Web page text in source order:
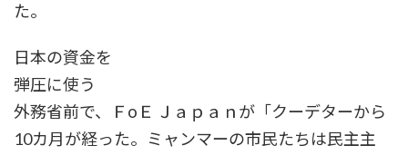
た。
日本の資金を
弾圧に使う
外務省前で、ＦоＥ Ｊａｐａｎが「クーデターから
10カ月が経った。ミャンマーの市民たちは民主主